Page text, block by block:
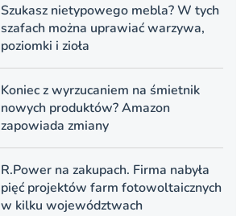
Szukasz nietypowego mebla? W tych
szafach można uprawiać warzywa,
poziomki i zioła
Koniec z wyrzucaniem na śmietnik
nowych produktów? Amazon
zapowiada zmiany
R.Power na zakupach. Firma nabyła
pięć projektów farm fotowoltaicznych
w kilku województwach